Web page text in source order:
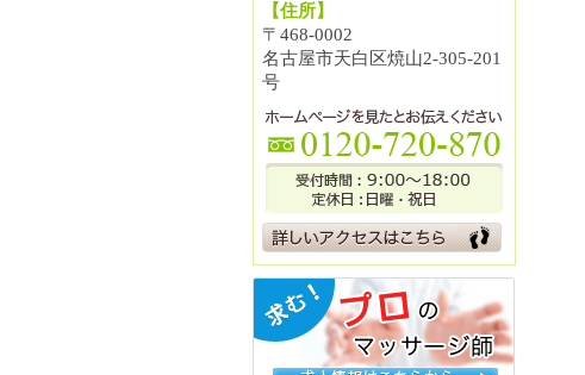
【住所】
〒468-0002
名古屋市天白区焼山2-305-201
号